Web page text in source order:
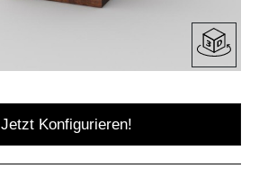
Jetzt Konfigurieren!